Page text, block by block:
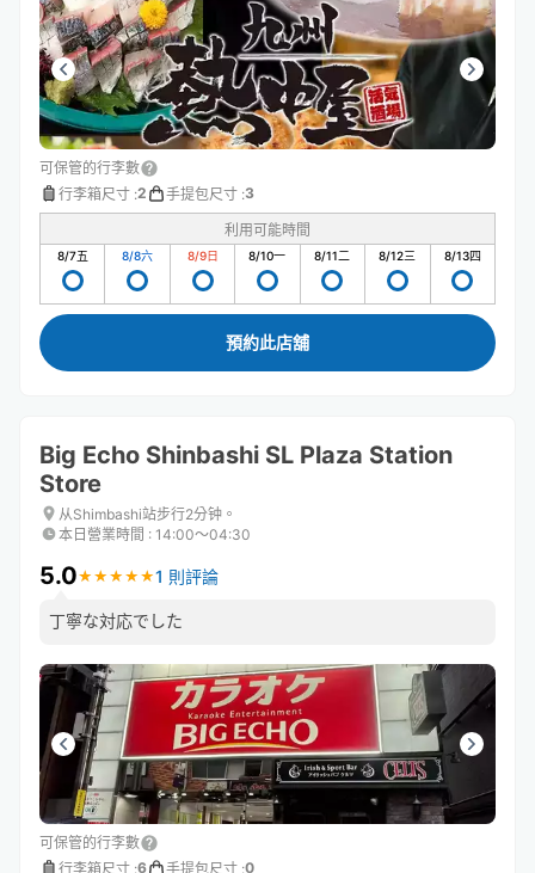
可保管的行李數
行李箱尺寸 :2 手提包尺寸 :3
利用可能時間
8/7五 8/8六 8/9日 8/10一 8/11二 8/12三 8/13四
預約此店舖
Big Echo Shinbashi SL Plaza Station
Store
从Shimbashi站步行2分钟。
本日營業時間 : 14:00〜04:30
5.0★ ★ ★ ★ ★
★ ★ ★ ★ ★1 則評論
丁寧な対応でした
可保管的行李數
行李箱尺寸 :6 手提包尺寸 :0